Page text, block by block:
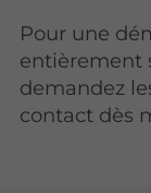
Pour une
entièrement
demandez
contact dès